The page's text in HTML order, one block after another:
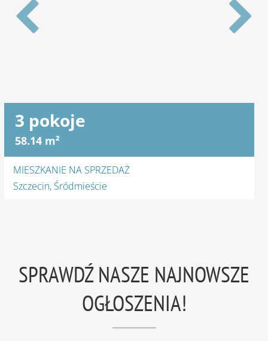
MIESZKANIE NA WYNAJEM
SPRAWDŹ NASZE NAJNOWSZE
OGŁOSZENIA!